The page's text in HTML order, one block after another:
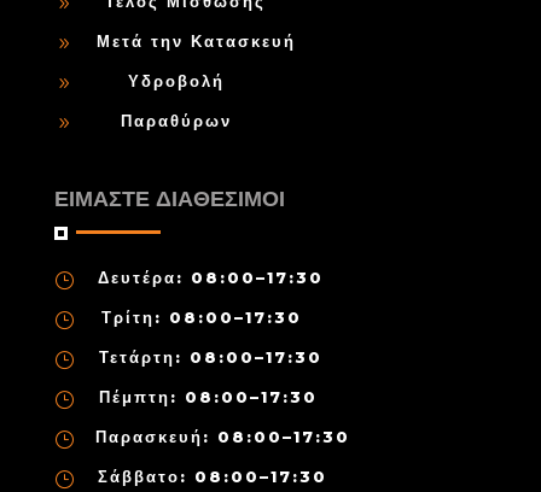
9 Μετά την Κατασκευή
9 Υδροβολή
9 Παραθύρων
ΕΙΜΑΣΤΕ ΔΙΑΘΕΣΙΜΟΙ
} Δευτέρα: 08:00–17:30
} Τρίτη: 08:00–17:30
} Τετάρτη: 08:00–17:30
} Πέμπτη: 08:00–17:30
} Παρασκευή: 08:00–17:30
} Σάββατο: 08:00–17:30